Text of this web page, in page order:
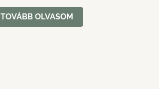
TOVÁBB OLVASOM